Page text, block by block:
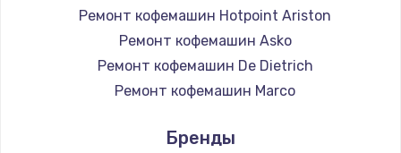
Установка драйверов
от 725 руб.
Заказать
от 600 руб.
Ремонт кофемашин Hotpoint Ariston
Ремонт кофемашин Asko
Ремонт кофемашин De Dietrich
Ремонт кофемашин Marco
Ремонт кофемашин Jura
Бренды